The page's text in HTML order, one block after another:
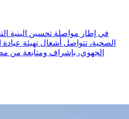
في إطار مواصلة تحسين البنية
الصحية، تتواصل أشغال تهيئة
الجهوي، بإشراف ومتابعة من